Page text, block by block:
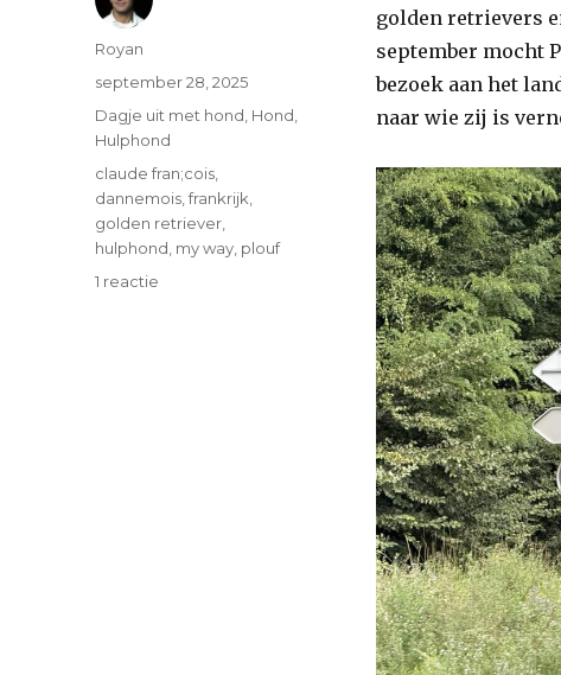
golden retrievers
september mocht
bezoek aan het
naar wie zij is
Auteur
Royan
Geplaatst
op
september 28, 2025
Categorieën
Dagje uit met hond, Hond,
Hulphond
Tags
claude fran;cois,
dannemois,frankrijk,
golden retriever,
hulphond, my way, plouf
1 reactie